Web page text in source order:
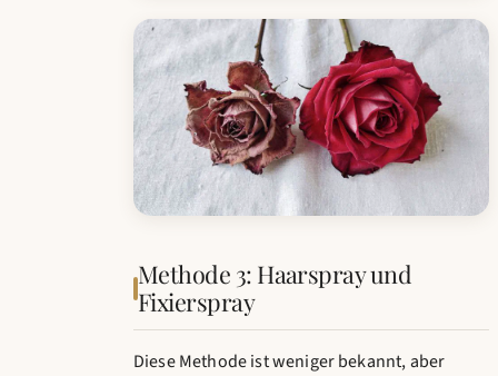
Methode 3: Haarspray und
Fixierspray
Diese Methode ist weniger bekannt, aber